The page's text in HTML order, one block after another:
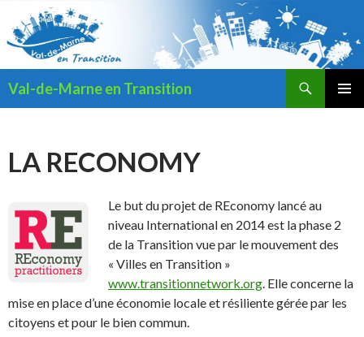
Val-de-Marne en Transition
LA RECONOMY
Le but du projet de REconomy lancé au
niveau International en 2014 est la phase 2
de la Transition vue par le mouvement des
« Villes en Transition »
www.transitionnetwork.org. Elle concerne la
mise en place d’une économie locale et résiliente gérée par les
citoyens et pour le bien commun.